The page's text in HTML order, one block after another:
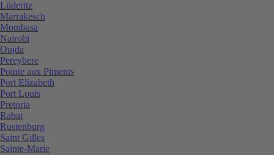
Lüderitz
Marrakesch
Mombasa
Nairobi
Oujda
Pereybere
Pointe aux Piments
Port Elizabeth
Port Louis
Pretoria
Rabat
Rustenburg
Saint Gilles
Sainte-Marie